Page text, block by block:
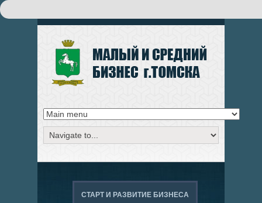
ФОРМА ПОИСКА
СТАРТ И РАЗВИТИЕ БИЗНЕСА